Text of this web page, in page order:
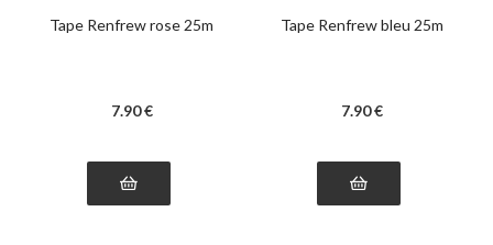
Tape Renfrew rose 25m
7.90 €
Tape Renfrew bleu 25m
7.90 €